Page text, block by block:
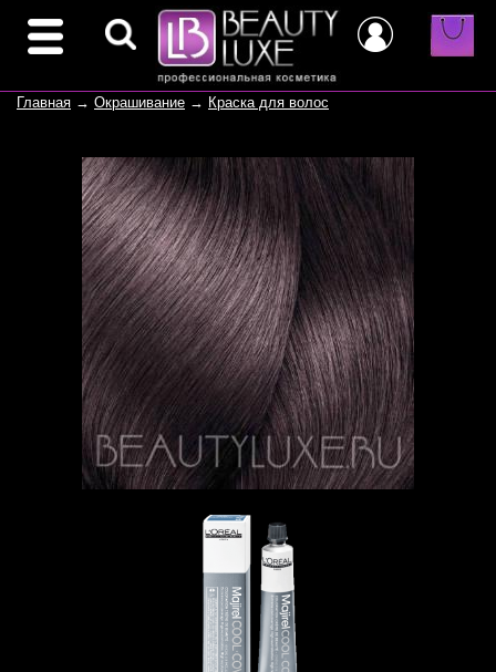
Главная → Окрашивание → Краска для волос